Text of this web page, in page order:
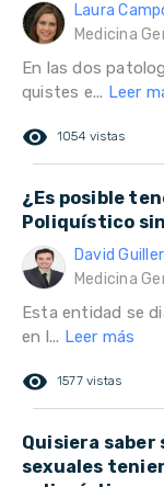
Laura
Medicina
En las dos
quistes e... Leer
remove_red_eye 1054 vistas
¿Es posible
Poliquístico
David
Medicina
Esta entidad se
en l... Leer más
remove_red_eye 1577 vistas
Quisiera
sexuales